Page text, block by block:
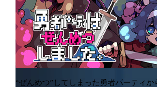
“ぜんめつ”してしまった勇者パーティ